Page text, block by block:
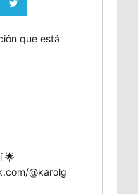
que está
🌟
@karolg